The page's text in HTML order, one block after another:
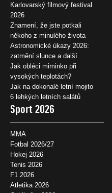
Karlovarský filmový festival
2026
Znamení, že jste potkali
někoho z minulého života
Astronomické úkazy 2026:
zatmění slunce a další
Jak obléci miminko při
vysokých teplotách?
Jak na dokonalé letní mojito
6 lehkých letních salátů
Sport 2026
MMA
Fotbal 2026/27
Hokej 2026
Tenis 2026
F1 2026
Atletika 2026